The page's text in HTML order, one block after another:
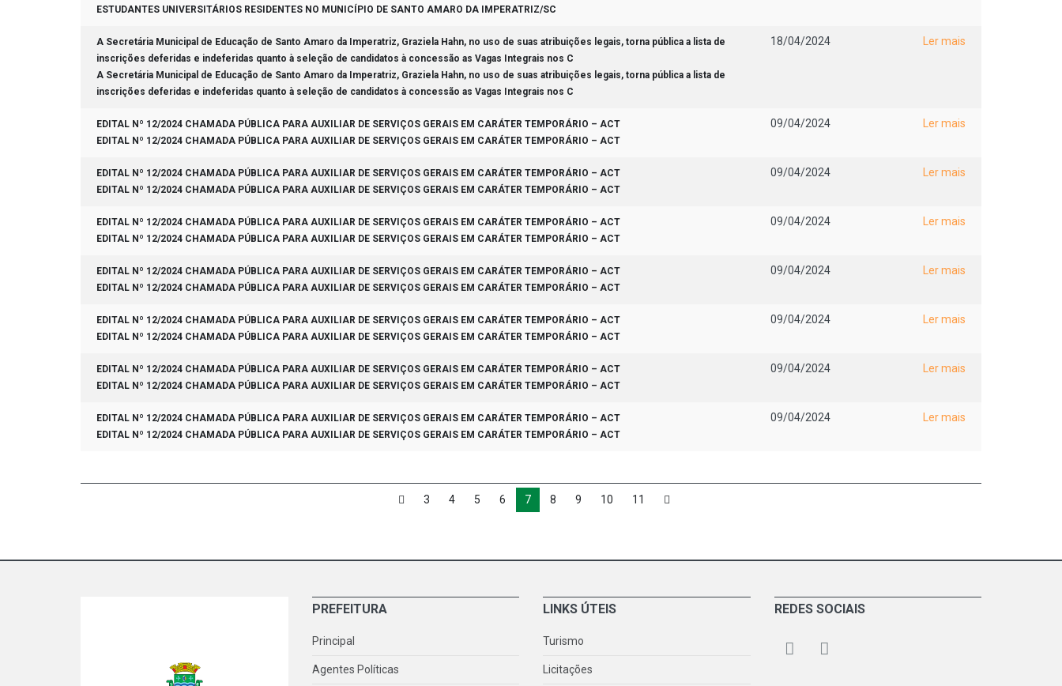
ESTUDANTES UNIVERSITÁRIOS RESIDENTES NO MUNICÍPIO DE SANTO AMARO DA IMPERATRIZ/SC
A Secretária Municipal de Educação de Santo Amaro da Imperatriz, Graziela Hahn, no uso de suas atribuições legais, torna pública a lista de
inscrições deferidas e indeferidas quanto à seleção de candidatos à concessão as Vagas Integrais nos C
A Secretária Municipal de Educação de Santo Amaro da Imperatriz, Graziela Hahn, no uso de suas atribuições legais, torna pública a lista de
inscrições deferidas e indeferidas quanto à seleção de candidatos à concessão as Vagas Integrais nos C
18/04/2024 Ler mais
EDITAL Nº 12/2024 CHAMADA PÚBLICA PARA AUXILIAR DE SERVIÇOS GERAIS EM CARÁTER TEMPORÁRIO – ACT
EDITAL Nº 12/2024 CHAMADA PÚBLICA PARA AUXILIAR DE SERVIÇOS GERAIS EM CARÁTER TEMPORÁRIO – ACT
09/04/2024 Ler mais
EDITAL Nº 12/2024 CHAMADA PÚBLICA PARA AUXILIAR DE SERVIÇOS GERAIS EM CARÁTER TEMPORÁRIO – ACT
EDITAL Nº 12/2024 CHAMADA PÚBLICA PARA AUXILIAR DE SERVIÇOS GERAIS EM CARÁTER TEMPORÁRIO – ACT
09/04/2024 Ler mais
EDITAL Nº 12/2024 CHAMADA PÚBLICA PARA AUXILIAR DE SERVIÇOS GERAIS EM CARÁTER TEMPORÁRIO – ACT
EDITAL Nº 12/2024 CHAMADA PÚBLICA PARA AUXILIAR DE SERVIÇOS GERAIS EM CARÁTER TEMPORÁRIO – ACT
09/04/2024 Ler mais
EDITAL Nº 12/2024 CHAMADA PÚBLICA PARA AUXILIAR DE SERVIÇOS GERAIS EM CARÁTER TEMPORÁRIO – ACT
EDITAL Nº 12/2024 CHAMADA PÚBLICA PARA AUXILIAR DE SERVIÇOS GERAIS EM CARÁTER TEMPORÁRIO – ACT
09/04/2024 Ler mais
EDITAL Nº 12/2024 CHAMADA PÚBLICA PARA AUXILIAR DE SERVIÇOS GERAIS EM CARÁTER TEMPORÁRIO – ACT
EDITAL Nº 12/2024 CHAMADA PÚBLICA PARA AUXILIAR DE SERVIÇOS GERAIS EM CARÁTER TEMPORÁRIO – ACT
09/04/2024 Ler mais
EDITAL Nº 12/2024 CHAMADA PÚBLICA PARA AUXILIAR DE SERVIÇOS GERAIS EM CARÁTER TEMPORÁRIO – ACT
EDITAL Nº 12/2024 CHAMADA PÚBLICA PARA AUXILIAR DE SERVIÇOS GERAIS EM CARÁTER TEMPORÁRIO – ACT
09/04/2024 Ler mais
EDITAL Nº 12/2024 CHAMADA PÚBLICA PARA AUXILIAR DE SERVIÇOS GERAIS EM CARÁTER TEMPORÁRIO – ACT
EDITAL Nº 12/2024 CHAMADA PÚBLICA PARA AUXILIAR DE SERVIÇOS GERAIS EM CARÁTER TEMPORÁRIO – ACT
09/04/2024 Ler mais
3 4 5 6 7 8 9 10 11
PREFEITURA
Principal
Agentes Políticas
LINKS ÚTEIS
Turismo
Licitações
REDES SOCIAIS